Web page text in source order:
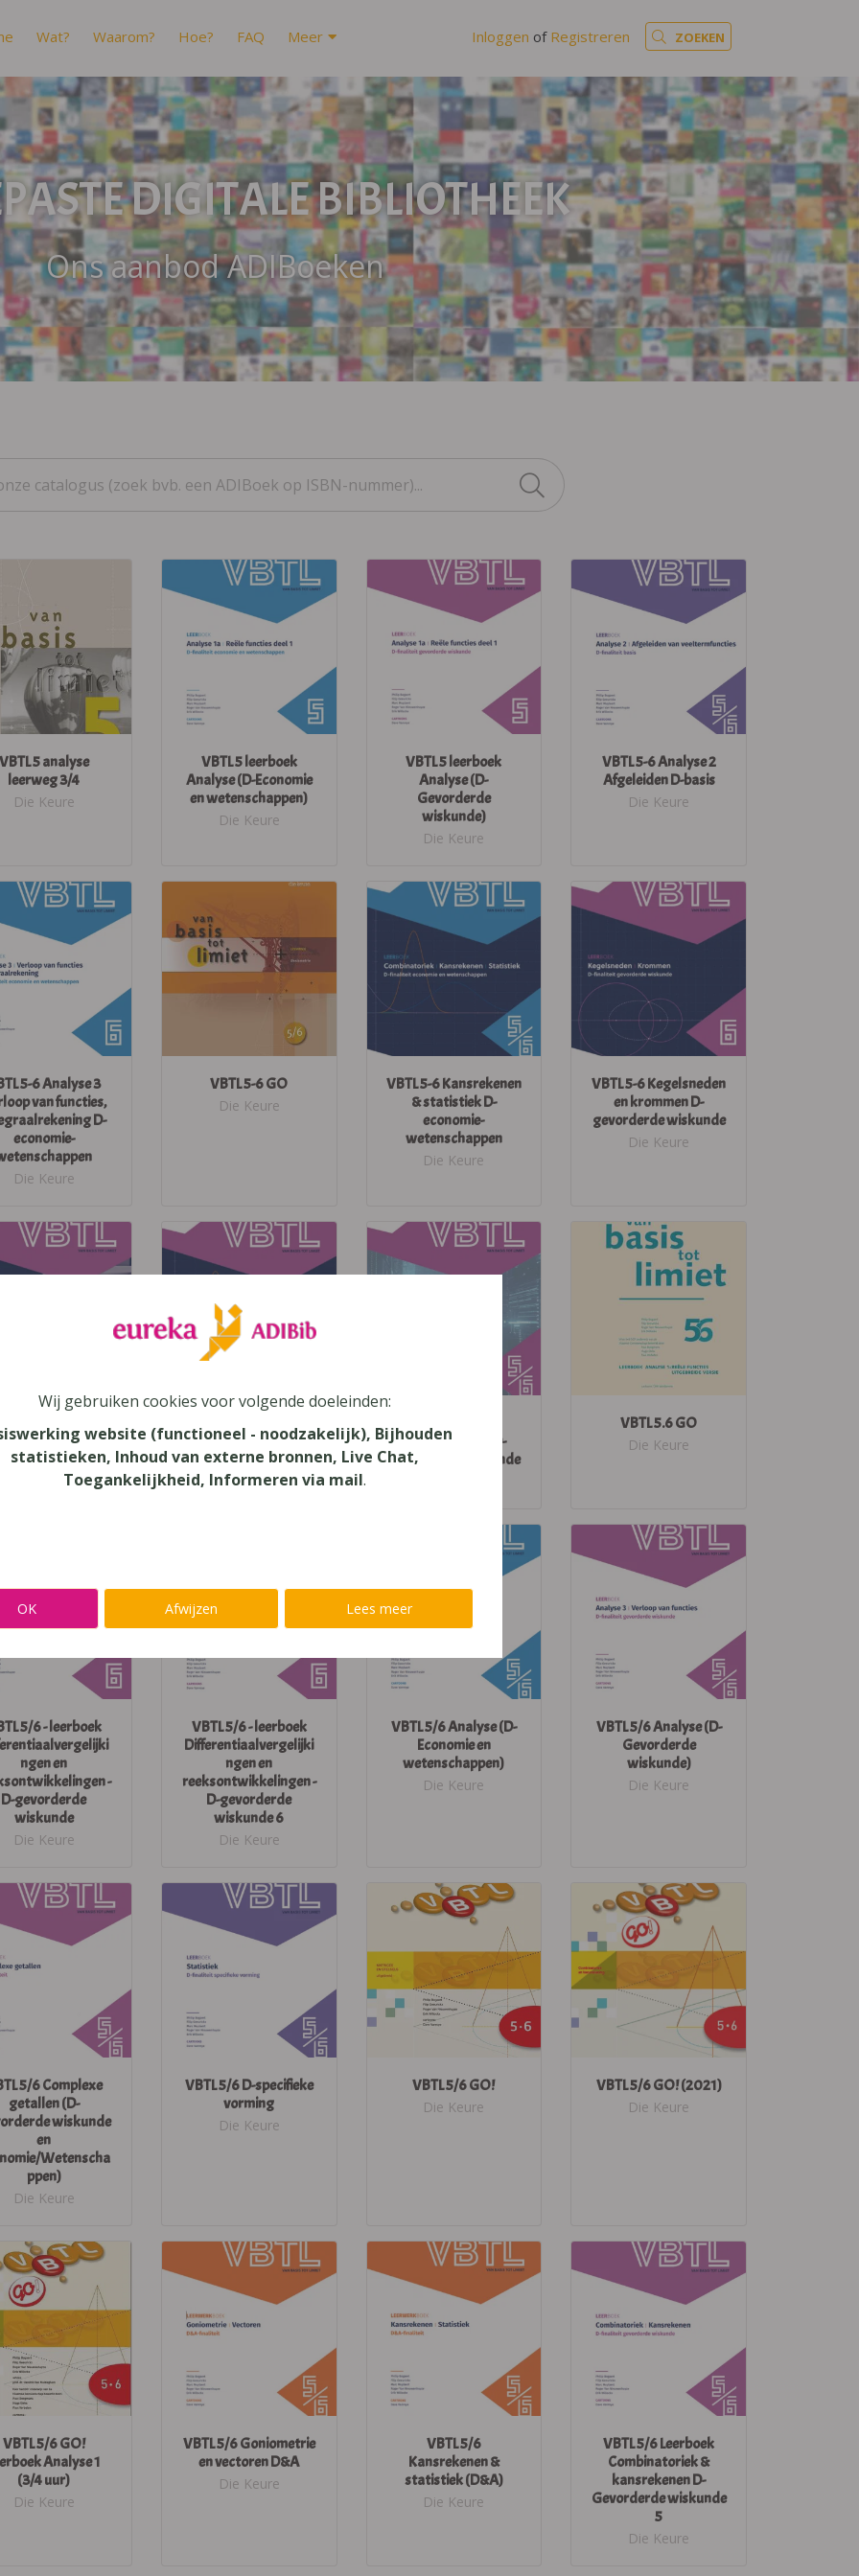
Wat? Waarom? Hoe? FAQ Meer Inloggen of Registreren ZOEKEN
DIGITALE BIBLIOTHEEK
Ons aanbod ADIBoeken
VBTL 5 analyse
leerweg 3/4
Die Keure
VBTL 5 leerboek
Analyse (D-Economie
en wetenschappen)
Die Keure
VBTL 5 leerboek
Analyse (D-
Gevorderde
wiskunde)
Die Keure
VBTL 5-6 Analyse 2
Afgeleiden D-basis
Die Keure
5-6 Analyse 3
van functies,
D-
economie-
Die Keure
VBTL 5-6 GO
Die Keure
VBTL 5-6 Kansrekenen
& statistiek D-
economie-
wetenschappen
Die Keure
VBTL 5-6 Kegelsneden
en krommen D-
gevorderde wiskunde
Die Keure
VBTL 5-6
D-
wiskunde
Die Keure
VBTL 5-6 Statistiek D-
gevorderde wiskunde
Die Keure
VBTL 5-6
Vectorruimten D-
gevorderde wiskunde
VBTL 5.6 GO
Die Keure
5/6 - leerboek
ngen en
-
D-gevorderde
wiskunde
Die Keure
VBTL 5/6 - leerboek
Differentiaalvergelijki
ngen en
reeksontwikkelingen -
D-gevorderde
wiskunde 6
Die Keure
VBTL 5/6 Analyse (D-
Economie en
wetenschappen)
Die Keure
VBTL 5/6 Analyse (D-
Gevorderde
wiskunde)
Die Keure
5/6 Complexe
getallen (D-
wiskunde
en
Wetenscha
ppen)
Die Keure
VBTL 5/6 D-specifieke
vorming
Die Keure
VBTL 5/6 GO!
Die Keure
VBTL 5/6 GO! (2021)
Die Keure
VBTL 5/6 GO!
Analyse 1
(3/4 uur)
Die Keure
VBTL 5/6 Goniometrie
en vectoren D&A
Die Keure
VBTL 5/6
Kansrekenen &
statistiek (D&A)
Die Keure
VBTL 5/6 Leerboek
Combinatoriek &
kansrekenen D-
Gevorderde wiskunde
5
Die Keure
Wij gebruiken cookies voor volgende doeleinden:
website (functioneel - noodzakelijk), Bijhouden
statistieken, Inhoud van externe bronnen, Live Chat,
Toegankelijkheid, Informeren via mail.
OK Afwijzen Lees meer